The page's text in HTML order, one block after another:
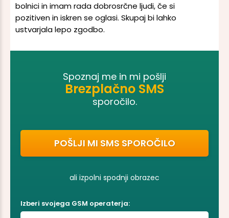
bolnici in imam rada dobrosrčne ljudi, če si
pozitiven in iskren se oglasi. Skupaj bi lahko
ustvarjala lepo zgodbo.
Spoznaj me in mi pošlji
Brezplačno SMS
sporočilo.
POŠLJI MI SMS SPOROČILO
ali izpolni spodnji obrazec
Izberi svojega GSM operaterja: